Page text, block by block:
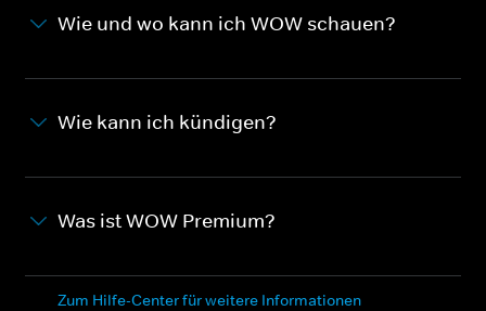
Wie und wo kann ich WOW schauen?
Wie kann ich kündigen?
Was ist WOW Premium?
Zum Hilfe-Center für weitere Informationen